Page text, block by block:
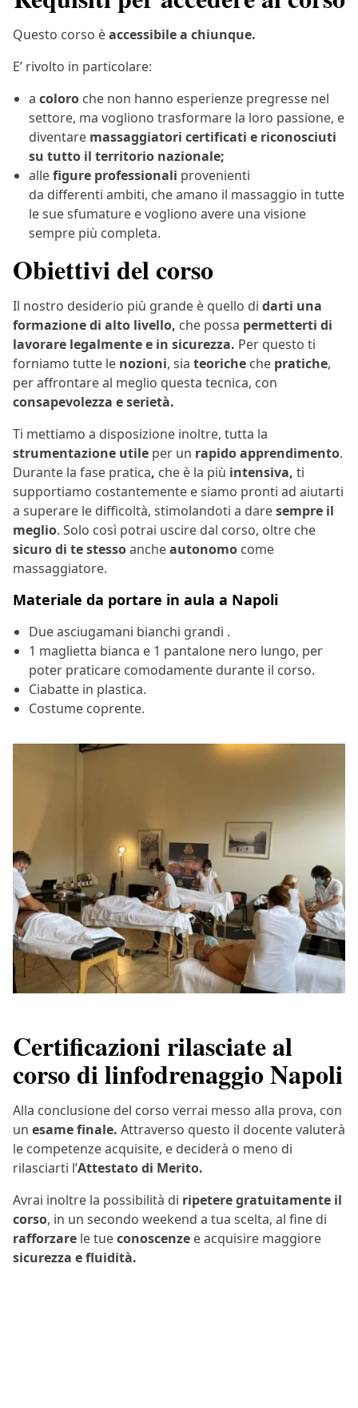
Questo corso èaccessibile a chiunque.
E’ rivolto in particolare:
a coloro che non hanno esperienze pregresse nel
settore, ma vogliono trasformare la loro passione, e
diventare massaggiatori certificati e riconosciuti
su tutto il territorio nazionale;
allefigure professionali provenienti
da differenti ambiti, che amano il massaggio in tutte
le sue sfumature e vogliono avere una visione
sempre più completa.
Obiettivi del corso
Il nostro desiderio più grande è quello di darti una
formazione di alto livello, che possa permetterti di
lavorare legalmente e in sicurezza. Per questo ti
forniamo tutte le nozioni, sia teoriche che pratiche,
per affrontare al meglio questa tecnica, con
consapevolezza e serietà.
Ti mettiamo a disposizione inoltre, tutta la
strumentazione utile per un rapido apprendimento.
Durante la fase pratica, che è la più intensiva, ti
supportiamo costantemente e siamo pronti ad aiutarti
a superare le difficoltà, stimolandoti a daresempre il
meglio. Solo così potrai uscire dal corso, oltre che
sicuro di te stessoancheautonomo come
massaggiatore.
Materiale da portare in aula a Napoli
Due asciugamani bianchi grandi .
1 maglietta bianca e 1 pantalone nero lungo, per
poter praticare comodamente durante il corso.
Ciabatte in plastica.
Costume coprente.
Certificazioni rilasciate al
corso di linfodrenaggio Napoli
Alla conclusione del corso verrai messo alla prova, con
un esame finale. Attraverso questo il docente valuterà
le competenze acquisite, e deciderà o meno di
rilasciarti l’Attestato di Merito.
Avrai inoltre la possibilità di ripetere gratuitamente il
corso, in un secondo weekend a tua scelta, al fine di
rafforzare le tueconoscenze e acquisire maggiore
sicurezza e fluidità.